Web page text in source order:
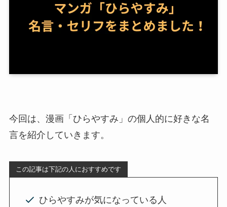
今回は、漫画「ひらやすみ」の個人的に好きな名
言を紹介していきます。
この記事は下記の人におすすめです
ひらやすみが気になっている人